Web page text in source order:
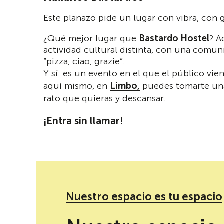
Este planazo pide un lugar con vibra, con
¿Qué mejor lugar que Bastardo Hostel?
actividad cultural distinta, con una
“pizza, ciao, grazie”.
Y sí: es un evento en el que el público
aquí mismo, en Limbo, puedes tomarte
rato que quieras y descansar.
¡Entra sin llamar!
Nuestro espacio es tu espacio